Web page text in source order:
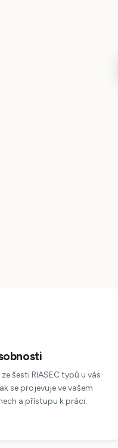
šesti RIASEC typů u vás
se projevuje ve vašem
a přístupu k práci.